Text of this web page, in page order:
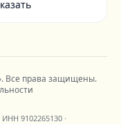
. Все права защищены.
ИНН 9102265130 ·